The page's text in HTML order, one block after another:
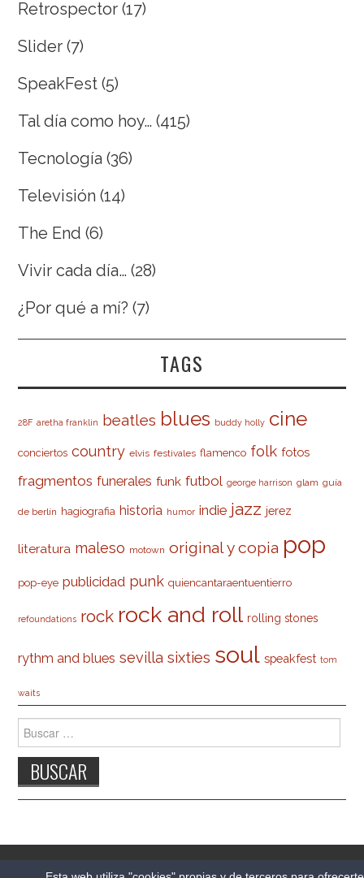
Retrospector (17)
Slider (7)
SpeakFest (5)
Tal día como hoy… (415)
Tecnología (36)
Televisión (14)
The End (6)
Vivir cada día… (28)
¿Por qué a mí? (7)
TAGS
28F aretha franklin beatles blues buddy holly cine
conciertos country elvis festivales flamenco folk fotos
fragmentos funerales funk futbol george harrison glam guía
de berlín hagiografia historia humor indie jazz jerez
literatura maleso motown original y copia pop
pop-eye publicidad punk quiencantaraentuentierro
refoundations rock rock and roll rolling stones
rythm and blues sevilla sixties soul speakfest tom
waits
Buscar:
© 2026 CARLESO.COM. TODOS LOS DERECHOS